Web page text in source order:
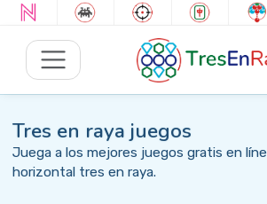
Tres en raya juegos
Juega a los mejores juegos gratis en
horizontal tres en raya.